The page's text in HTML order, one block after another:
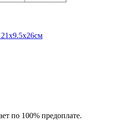
по 100% предоплате.